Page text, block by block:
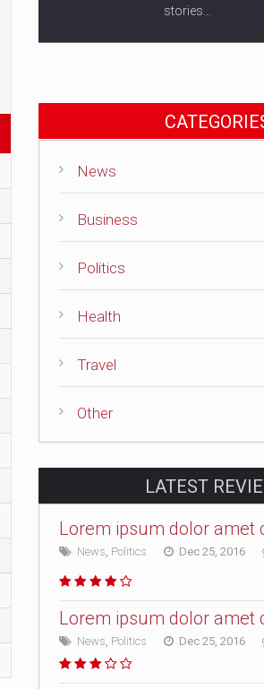
stories...
News
Business
Politics
Health
Travel
Other
LATEST
Lorem ipsum dolor amet
News, Politics Dec 25, 2016
Lorem ipsum dolor amet
News, Politics Dec 25, 2016